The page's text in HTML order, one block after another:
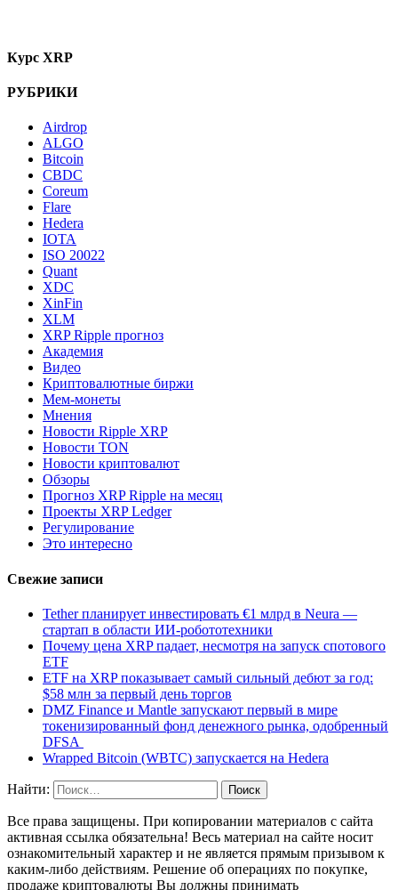
Курс XRP
РУБРИКИ
Airdrop
ALGO
Bitcoin
CBDC
Coreum
Flare
Hedera
IOTA
ISO 20022
Quant
XDC
XinFin
XLM
XRP Ripple прогноз
Академия
Видео
Криптовалютные биржи
Мем-монеты
Мнения
Новости Ripple XRP
Новости TON
Новости криптовалют
Обзоры
Прогноз XRP Ripple на месяц
Проекты XRP Ledger
Регулирование
Это интересно
Свежие записи
Tether планирует инвестировать €1 млрд в Neura —
стартап в области ИИ-робототехники
Почему цена XRP падает, несмотря на запуск спотового
ETF
ETF на XRP показывает самый сильный дебют за год:
$58 млн за первый день торгов
DMZ Finance и Mantle запускают первый в мире
токенизированный фонд денежного рынка, одобренный
DFSA
Wrapped Bitcoin (WBTC) запускается на Hedera
Найти:
Все права защищены. При копировании материалов с сайта
активная ссылка обязательна! Весь материал на сайте носит
ознакомительный характер и не является прямым призывом к
каким-либо действиям. Решение об операциях по покупке,
продаже криптовалюты Вы должны принимать